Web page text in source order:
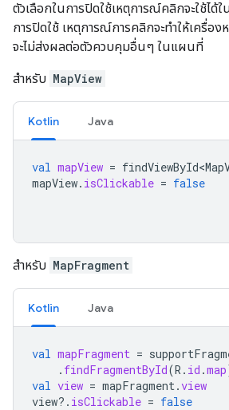
ตัวเลือกในการปิดใช้เหตุการณ์คลิกจะใช้ได้ใ
การปิดใช้ เหตุการณ์การคลิกจะทําให้เครื่อง
จะไม่ส่งผลต่อตัวควบคุมอื่นๆ ในแผนที่
สำหรับ MapView
Kotlin Java
val mapView =
mapView. isClickable = false
สำหรับ MapFragment
Kotlin Java
val mapFragment =
. findFragmentById(R . id .map
val view = mapFragment.view
view?. isClickable = false